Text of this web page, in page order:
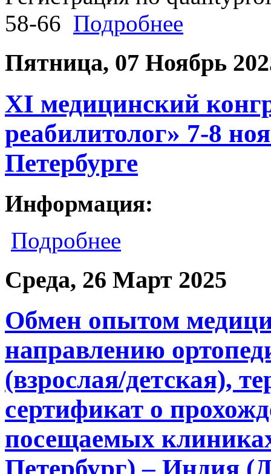
58-66 Подробнее
Пятница, 07 Ноябрь
XI медицинский
реабилитолог» 7-8
Петербурге
Информация:
Подробнее
Среда, 26 Март 2025
Обмен опытом
направлению
(взрослая/детская),
сертификат о
посещаемых